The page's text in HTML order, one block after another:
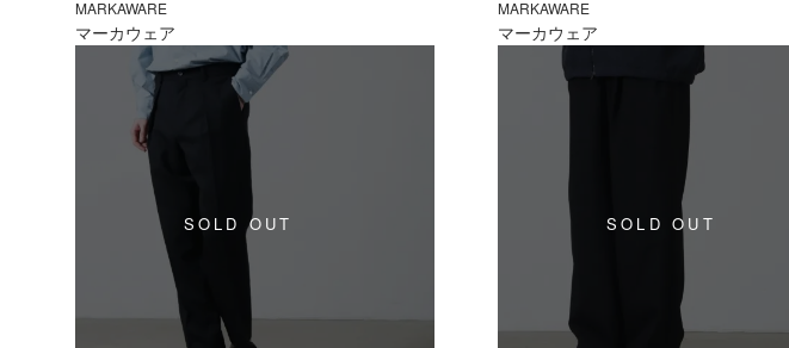
MARKAWARE
マーカウェア
MARKAWARE
マーカウェア